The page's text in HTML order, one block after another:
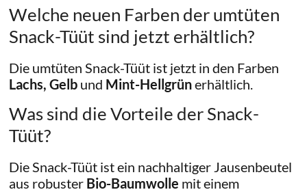
Welche neuen Farben der umtüten
Snack-Tüüt sind jetzt erhältlich?
Die umtüten Snack-Tüüt ist jetzt in den Farben
Lachs, Gelb und Mint-Hellgrünerhältlich.
Was sind die Vorteile der Snack-
Tüüt?
Die Snack-Tüüt ist ein nachhaltiger Jausenbeutel
aus robuster Bio-Baumwolle mit einem